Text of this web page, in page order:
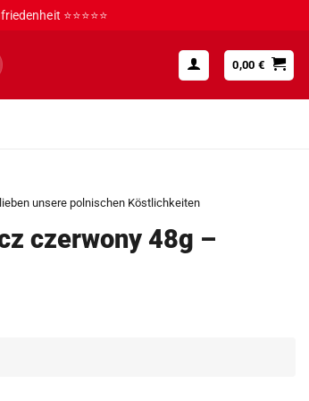
⭐⭐⭐⭐⭐
0,00€
lieben unsere polnischen Köstlichkeiten
czerwony 48g –